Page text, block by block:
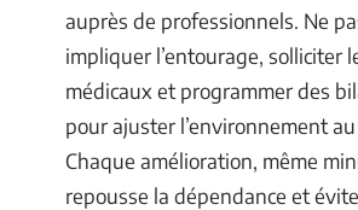
auprès de professionnels. Ne
impliquer l’entourage, solliciter
médicaux et programmer des
pour ajuster l’environnement
Chaque amélioration, même
repousse la dépendance et